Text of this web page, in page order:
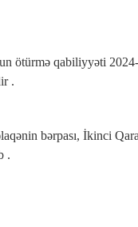
ötürmə qabiliyyəti
.
bərpası, İkinci
.